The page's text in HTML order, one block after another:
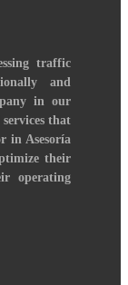
traffic
and
in our
that
in Asesoría
their
operating